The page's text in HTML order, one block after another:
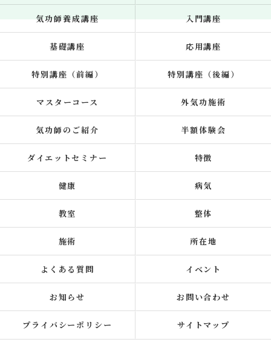
気功師養成講座 入門講座
基礎講座 応用講座
特別講座（前編） 特別講座（後編）
マスターコース 外気功施術
気功師のご紹介 半額体験会
ダイエットセミナー 特徴
健康 病気
教室 整体
施術 所在地
よくある質問 イベント
お知らせ お問い合わせ
プライバシーポリシー サイトマップ